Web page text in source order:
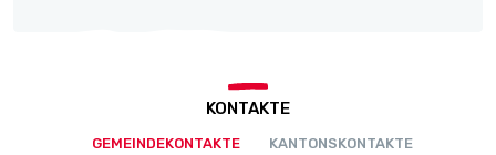
KONTAKTE
GEMEINDEKONTAKTE KANTONSKONTAKTE